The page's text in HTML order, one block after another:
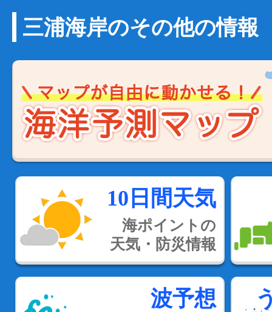
三浦海岸のその他の情報
10日間天気
海ポイントの
天気・防災情報
波予想